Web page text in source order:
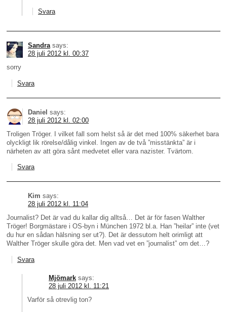
Svara
Sandra says:
28 juli 2012 kl. 00:37
sorry
Svara
Daniel says:
28 juli 2012 kl. 02:00
Troligen Tröger. I vilket fall som helst så är det med 100% säkerhet bara
olyckligt lik rörelse/dålig vinkel. Ingen av de två ”misstänkta” är i
närheten av att göra sånt medvetet eller vara nazister. Tvärtom.
Svara
Kim says:
28 juli 2012 kl. 11:04
Journalist? Det är vad du kallar dig alltså… Det är för fasen Walther
Tröger! Borgmästare i OS-byn i München 1972 bl.a. Han ”heilar” inte (vet
du hur en sådan hälsning ser ut?). Det är dessutom helt orimligt att
Walther Tröger skulle göra det. Men vad vet en ”journalist” om det…?
Svara
Mjömark says:
28 juli 2012 kl. 11:21
Varför så otrevlig ton?